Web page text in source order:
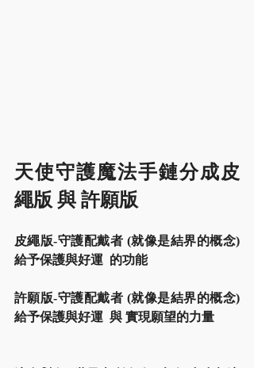
天使守護魔法手鏈分成皮
繩版 與 許願版
皮繩版-守護配戴者 (就像是結界的概念)
給予保護與好運  的功能
許願版-守護配戴者 (就像是結界的概念)
給予保護與好運  與 實現願望的力量